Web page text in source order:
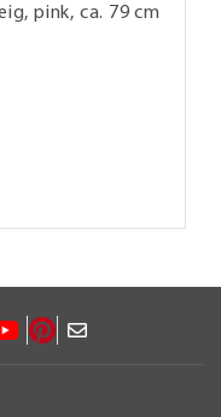
pink, ca. 79 cm